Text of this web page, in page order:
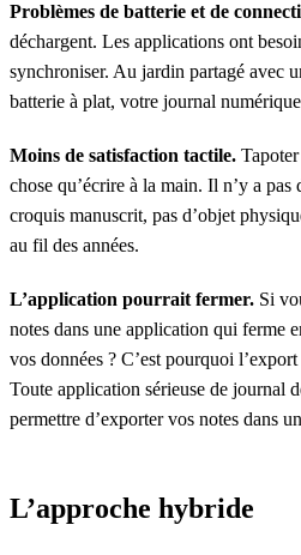
Problèmes de batterie et de
déchargent. Les applications ont
synchroniser. Au jardin partagé avec
batterie à plat, votre journal
Moins de satisfaction tactile.
chose qu’écrire à la main. Il n’y a pas
croquis manuscrit, pas d’objet
au fil des années.
L’application pourrait fermer. Si
notes dans une application qui ferme
vos données ? C’est pourquoi
Toute application sérieuse de journal
permettre d’exporter vos notes dans
L’approche hybride